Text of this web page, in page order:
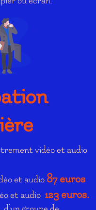
vidéo et audio
et audio 87 euros
et audio 123 euros.